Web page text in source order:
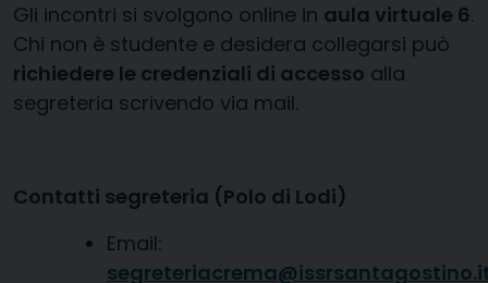
Gli incontri si svolgono online in aula virtuale 6.
Chi non è studente e desidera collegarsi può
richiedere le credenziali di accesso alla
segreteria scrivendo via mail.
Contatti segreteria (Polo di Lodi)
Email: